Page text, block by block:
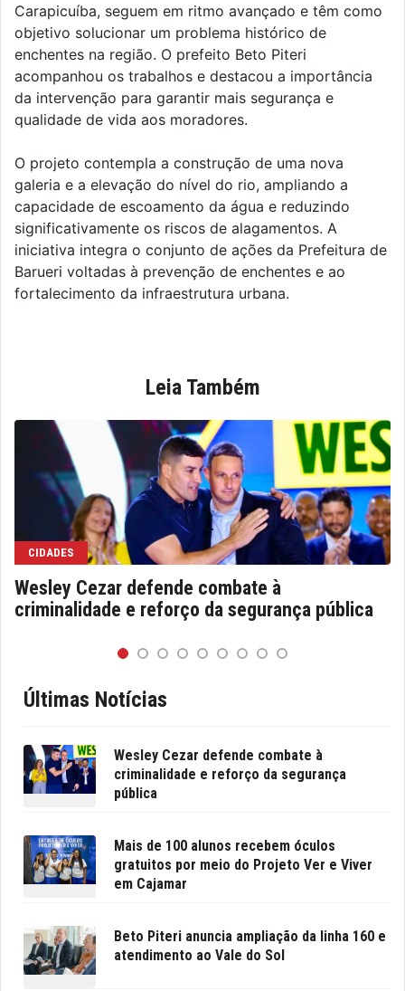
Carapicuíba, seguem em ritmo avançado e têm como
objetivo solucionar um problema histórico de
enchentes na região. O prefeito Beto Piteri
acompanhou os trabalhos e destacou a importância
da intervenção para garantir mais segurança e
qualidade de vida aos moradores.
O projeto contempla a construção de uma nova
galeria e a elevação do nível do rio, ampliando a
capacidade de escoamento da água e reduzindo
significativamente os riscos de alagamentos. A
iniciativa integra o conjunto de ações da Prefeitura de
Barueri voltadas à prevenção de enchentes e ao
fortalecimento da infraestrutura urbana.
Leia Também
CIDADES
Wesley Cezar defende combate à
criminalidade e reforço da segurança pública
Últimas Notícias
Wesley Cezar defende combate à
criminalidade e reforço da segurança
pública
Mais de 100 alunos recebem óculos
gratuitos por meio do Projeto Ver e Viver
em Cajamar
Beto Piteri anuncia ampliação da linha 160 e
atendimento ao Vale do Sol